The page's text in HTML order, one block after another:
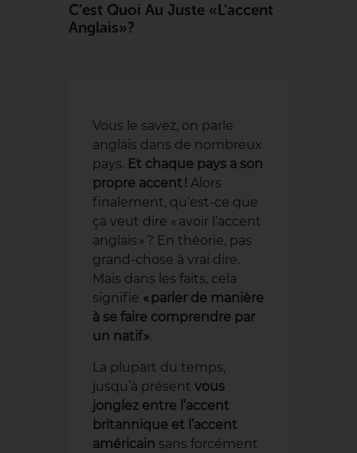
C’est Quoi Au Juste « L’accent
Anglais » ?
Vous le savez, on parle
anglais dans de nombreux
pays. Et chaque pays a son
propre accent ! Alors
finalement, qu’est-ce que
ça veut dire « avoir l’accent
anglais » ? En théorie, pas
grand-chose à vrai dire.
Mais dans les faits, cela
signifie « parler de manière
à se faire comprendre par
un natif ».
La plupart du temps,
jusqu’à présentvous
jonglez entre l’accent
britannique et l’accent
américain sans forcément